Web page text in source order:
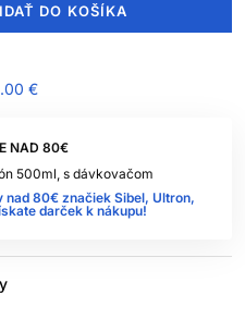
NAD 80€
500ml, s dávkovačom
nad 80€ značiek Sibel, Ultron,
darček k nákupu!
DO KOŠÍKA
€